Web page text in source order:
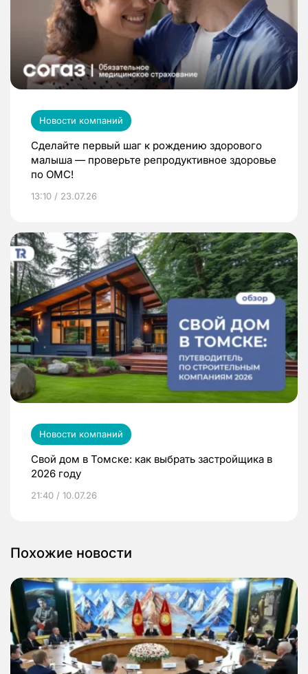
Новости компаний
Сделайте первый шаг к рождению здорового
малыша — проверьте репродуктивное здоровье
по ОМС!
13:10 / 23.07.26
Новости компаний
Свой дом в Томске: как выбрать застройщика в
2026 году
21:40 / 10.07.26
Похожие новости